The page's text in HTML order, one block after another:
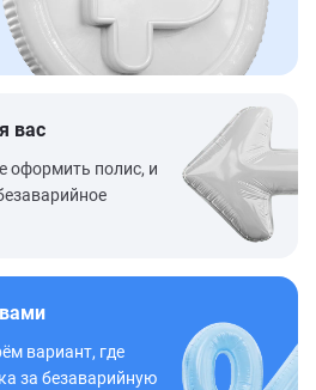
вас
оформить полис, и
вариант, где
за безаварийную